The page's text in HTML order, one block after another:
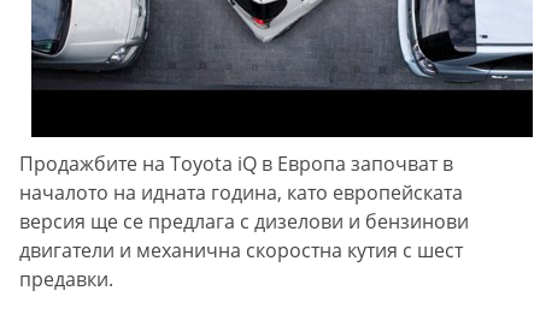
Продажбите на Toyota iQ в Европа започват в
началото на идната година, като европейската
версия ще се предлага с дизелови и бензинови
двигатели и механична скоростна кутия с шест
предавки.